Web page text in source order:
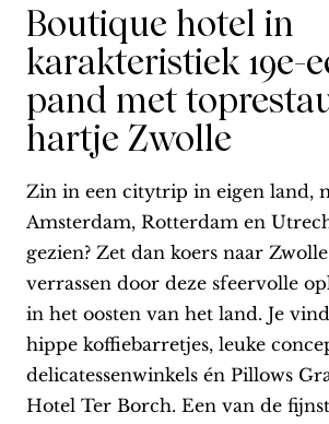
Boutique hotel in
karakteristiek 19e-
pand met
hartje Zwolle
Zin in een citytrip in eigen land,
Amsterdam, Rotterdam en
gezien? Zet dan koers naar
verrassen door deze sfeervolle
in het oosten van het land. Je
hippe koffiebarretjes, leuke
delicatessenwinkels én Pillows
Hotel Ter Borch. Een van de